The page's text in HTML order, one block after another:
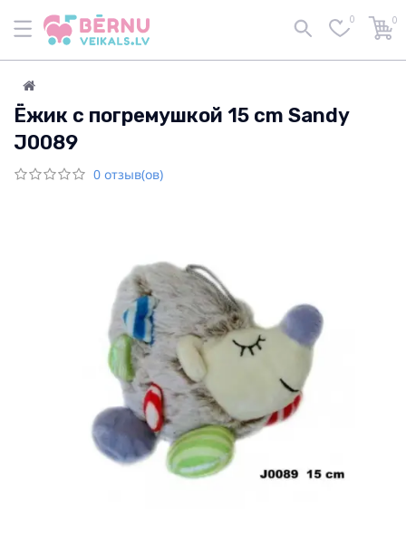
0 0
Ёжик с погремушкой 15 cm Sandy
J0089
0 отзыв(ов)